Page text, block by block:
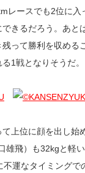
レースでも2位に入
きるだろう。あと
残って勝利を収める
1戦となりそうだ。
上位に顔を出し始
雄飛）も32kgと軽
不運なタイミングで